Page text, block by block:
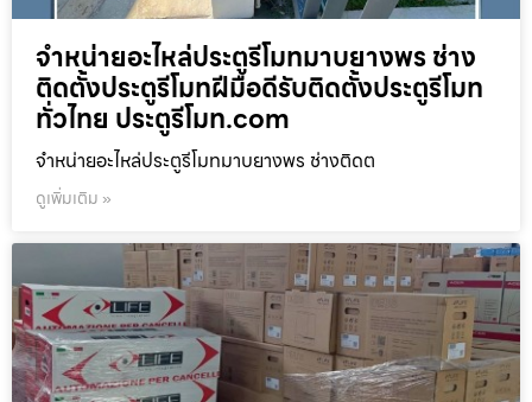
จำหน่ายอะไหล่ประตูรีโมทมาบยางพร ช่าง
ติดตั้งประตูรีโมทฝีมือดีรับติดตั้งประตูรีโมท
ทั่วไทย ประตูรีโมท.com
จำหน่ายอะไหล่ประตูรีโมทมาบยางพร ช่างติดต
ดูเพิ่มเติม »